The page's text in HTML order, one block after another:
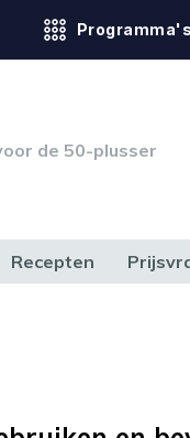
de 50-plusser
Recepten